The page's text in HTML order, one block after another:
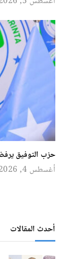
حزب التوفيق
أغسطس 4, 2026
أحدث المقالات